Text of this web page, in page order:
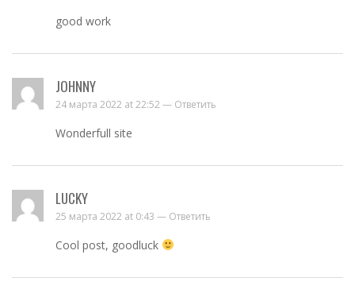
good work
JOHNNY
24 марта 2022 at 22:52 — Ответить
Wonderfull site
LUCKY
25 марта 2022 at 0:43 — Ответить
Cool post, goodluck